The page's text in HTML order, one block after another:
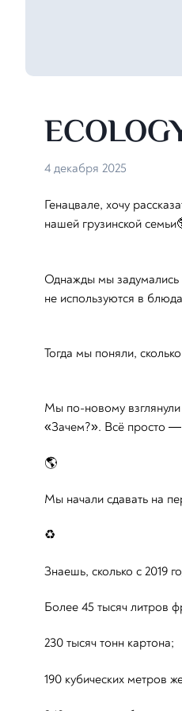
4 декабря 2025
Генацвале, хочу
нашей грузинской
Однажды мы задумались
не используются в
Тогда мы поняли,
Мы по-новому
«Зачем?». Всё просто —
🌎
Мы начали сдавать на
♻️
Знаешь, сколько с 2019
Более 45 тысяч литров
230 тысяч тонн картона;
190 кубических метров